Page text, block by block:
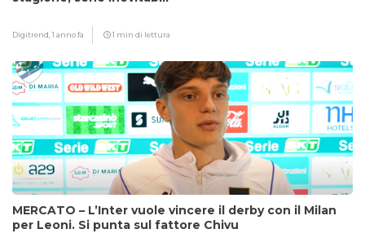
Digitrend,1 anno fa 1 min di lettura
MERCATO – L’Inter vuole vincere il derby con il Milan
per Leoni. Si punta sul fattore Chivu